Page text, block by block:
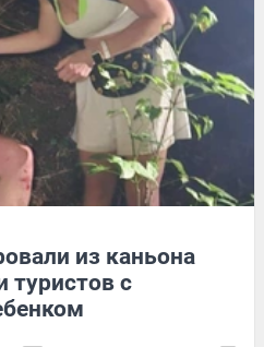
из каньона
туристов с